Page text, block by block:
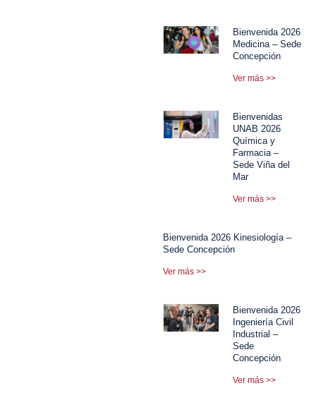
Bienvenida 2026
Medicina – Sede
Concepción
Ver más >>
Bienvenidas
UNAB 2026
Química y
Farmacia –
Sede Viña del
Mar
Ver más >>
Bienvenida 2026 Kinesiología –
Sede Concepción
Ver más >>
Bienvenida 2026
Ingeniería Civil
Industrial –
Sede
Concepción
Ver más >>